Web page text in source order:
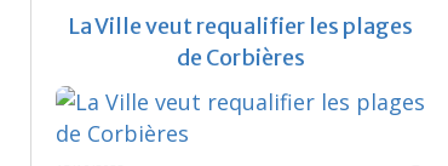
La Ville veut requalifier les plages
de Corbières